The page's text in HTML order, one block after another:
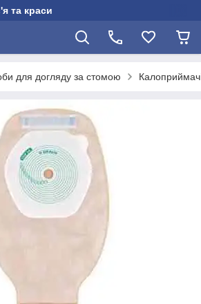
та краси
для догляду за стомою